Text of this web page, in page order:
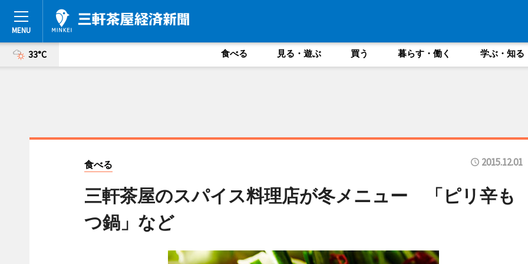
33°C 食べる 見る・遊ぶ 買う 暮らす・働く 学ぶ・知る
食べる 2015.12.01
三軒茶屋のスパイス料理店が冬メニュー 「ピリ辛も
つ鍋」など